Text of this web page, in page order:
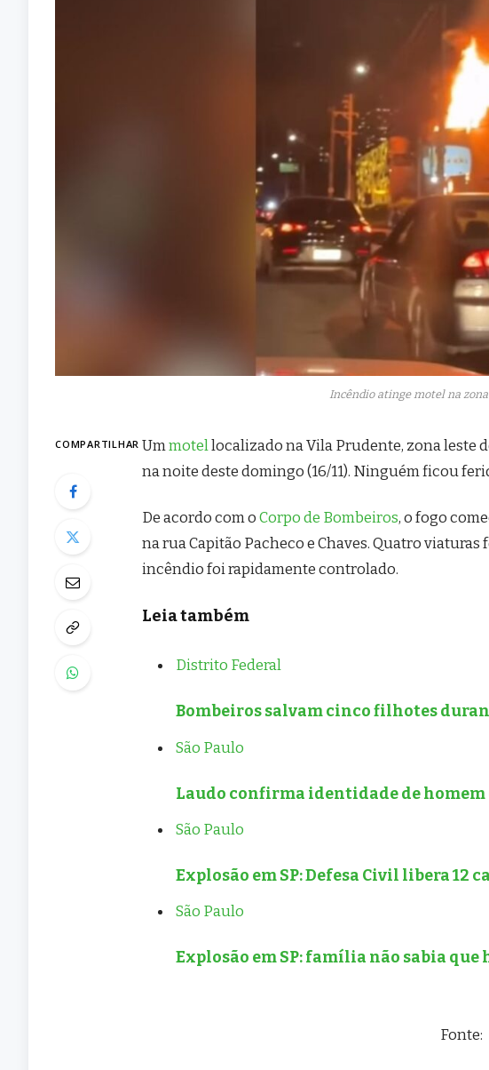
Incêndio atinge motel na
COMPARTILHAR Um motel localizado na Vila Prudente, zona leste
na noite deste domingo (16/11). Ninguém ficou
De acordo com o Corpo de Bombeiros, o fogo
na rua Capitão Pacheco e Chaves. Quatro
incêndio foi rapidamente controlado.
Leia também
Distrito Federal
Bombeiros salvam cinco filhotes
São Paulo
Laudo confirma identidade de homem
São Paulo
Explosão em SP: Defesa Civil libera 12
São Paulo
Explosão em SP: família não sabia
Fonte: